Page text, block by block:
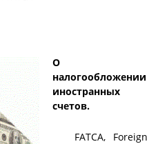
О
налогообложении
иностранных
счетов.
FATCA, Foreign